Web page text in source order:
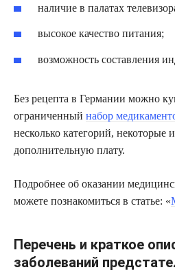
наличие в палатах
высокое качество питания;
возможность составления
Без рецепта в Германии можно
ограниченный набор
несколько категорий, некоторые
дополнительную плату.
Подробнее об оказании
можете познакомиться в статье: «
Перечень и краткое
заболеваний